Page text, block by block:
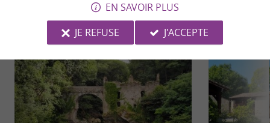
NOUS AVONS TESTÉPOUR VOUS
EN SAVOIR PLUS
JE REFUSE
J'ACCEPTE